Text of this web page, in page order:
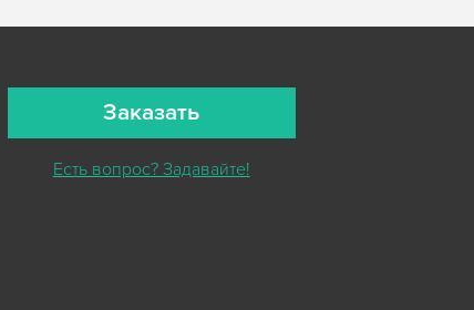
Заказать
Есть вопрос? Задавайте!